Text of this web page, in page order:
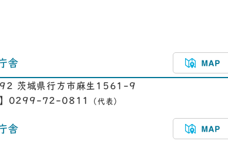
舎
茨城県行方市麻生1561-9
】0299-72-0811
（代表）
舎